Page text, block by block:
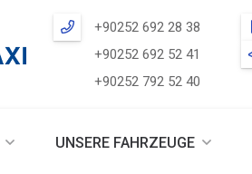
+90252 692 28 38
+90252 692 52 41
+90252 792 52 40
UNSERE FAHRZEUGE